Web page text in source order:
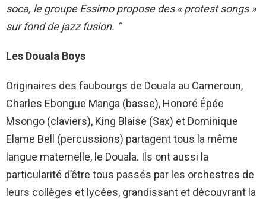
soca, le groupe Essimo propose des « protest songs »
sur fond de jazz fusion. ”
Les Douala Boys
Originaires des faubourgs de Douala au Cameroun,
Charles Ebongue Manga (basse), Honoré Épée
Msongo (claviers), King Blaise (Sax) et Dominique
Elame Bell (percussions) partagent tous la même
langue maternelle, le Douala. Ils ont aussi la
particularité d’être tous passés par les orchestres de
leurs collèges et lycées, grandissant et découvrant la